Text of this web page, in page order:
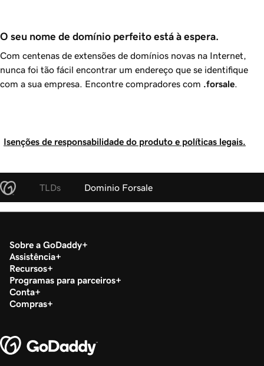
O seu nome de domínio perfeito está à espera.
Com centenas de extensões de domínios novas na Internet,
nunca foi tão fácil encontrar um endereço que se identifique
com a sua empresa. Encontre compradores com .forsale
Isenções de responsabilidade do produto e políticas legais.
TLDs Dominio Forsale
Sobre a GoDaddy
Assistência
Recursos
Programas para parceiros
Conta
Compras